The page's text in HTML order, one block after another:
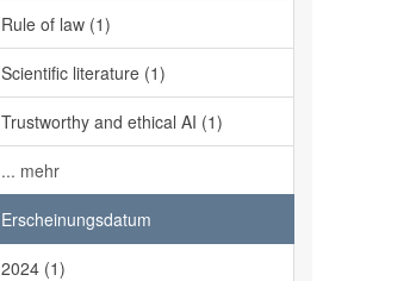
Rule of law (1)
Scientific literature (1)
Trustworthy and ethical AI (1)
... mehr
Erscheinungsdatum
2024 (1)